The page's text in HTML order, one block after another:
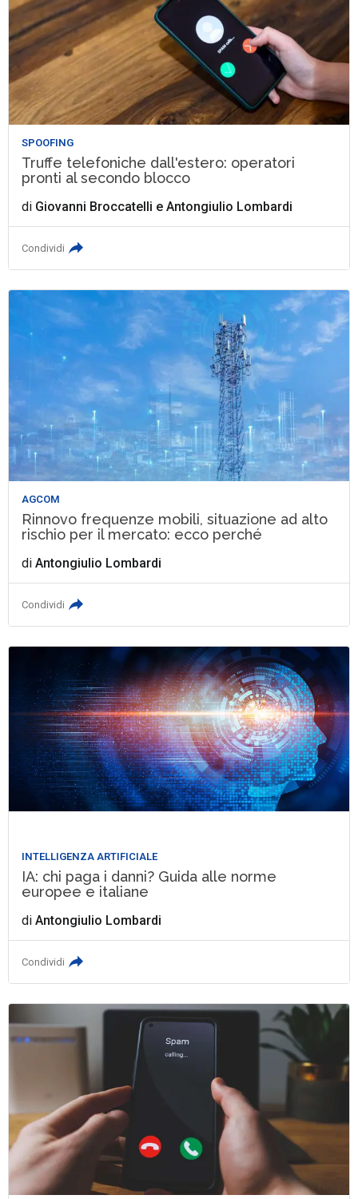
SPOOFING
Truffe telefoniche dall'estero: operatori
pronti al secondo blocco
di Giovanni Broccatelli eAntongiulio Lombardi
Condividi
AGCOM
Rinnovo frequenze mobili, situazione ad alto
rischio per il mercato: ecco perché
diAntongiulio Lombardi
Condividi
INTELLIGENZA ARTIFICIALE
IA: chi paga i danni? Guida alle norme
europee e italiane
diAntongiulio Lombardi
Condividi